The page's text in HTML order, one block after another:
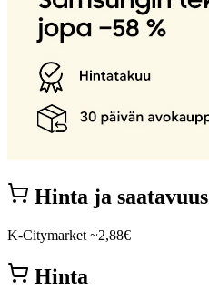
Hinta ja saatavuus
K-Citymarket ~2,88€
Hinta